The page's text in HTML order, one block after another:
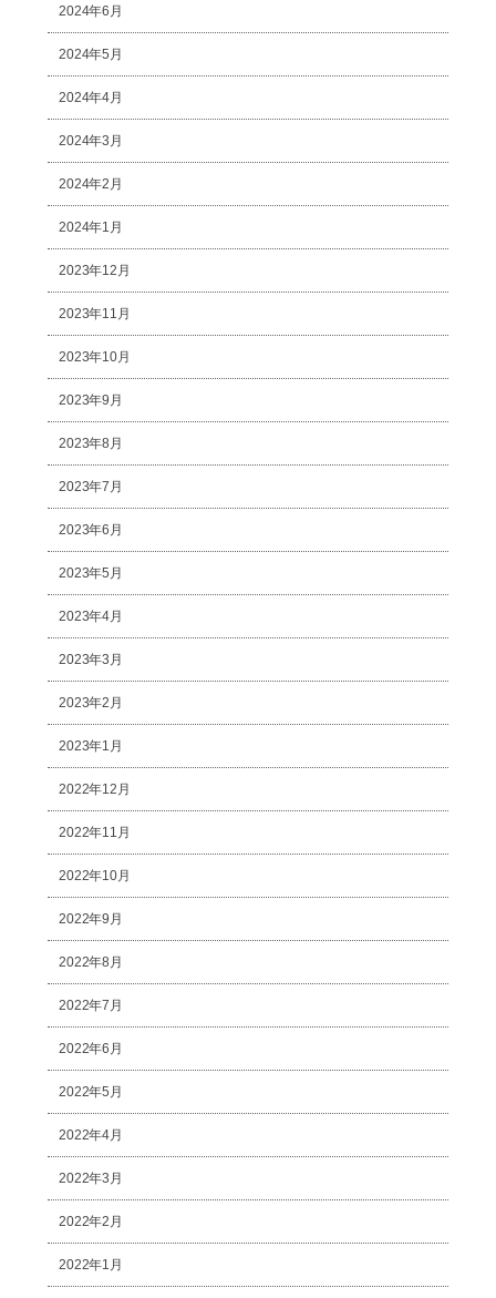
2024年6月
2024年5月
2024年4月
2024年3月
2024年2月
2024年1月
2023年12月
2023年11月
2023年10月
2023年9月
2023年8月
2023年7月
2023年6月
2023年5月
2023年4月
2023年3月
2023年2月
2023年1月
2022年12月
2022年11月
2022年10月
2022年9月
2022年8月
2022年7月
2022年6月
2022年5月
2022年4月
2022年3月
2022年2月
2022年1月